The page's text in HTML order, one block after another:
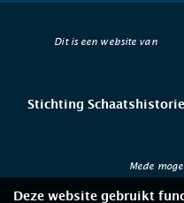
Dit is een website van
Stichting Schaatshistorie
Mede
Deze website gebruikt